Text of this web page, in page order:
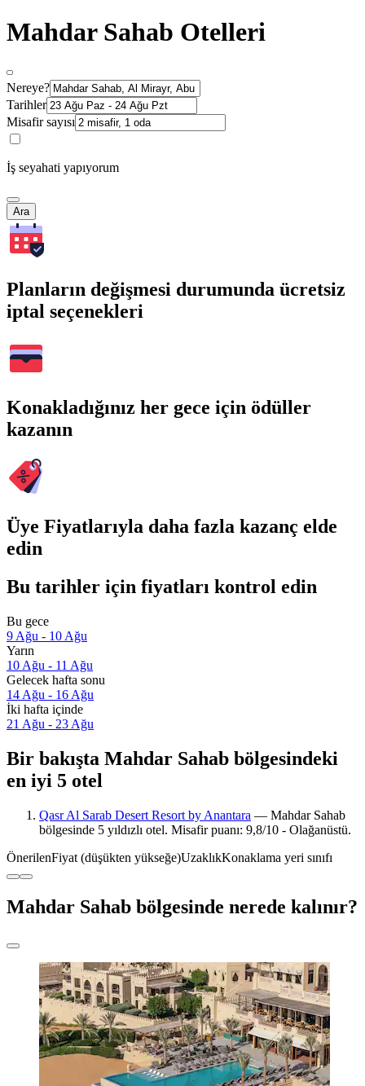
Mahdar Sahab Otelleri
Nereye?
Tarihler
Misafir sayısı
İş seyahati yapıyorum
Ara
Planların değişmesi durumunda ücretsiz
iptal seçenekleri
Konakladığınız her gece için ödüller
kazanın
Üye Fiyatlarıyla daha fazla kazanç elde
edin
Bu tarihler için fiyatları kontrol edin
Bu gece
9 Ağu - 10 Ağu
Yarın
10 Ağu - 11 Ağu
Gelecek hafta sonu
14 Ağu - 16 Ağu
İki hafta içinde
21 Ağu - 23 Ağu
Bir bakışta Mahdar Sahab bölgesindeki
en iyi 5 otel
Qasr Al Sarab Desert Resort by Anantara — Mahdar Sahab
bölgesinde 5 yıldızlı otel. Misafir puanı: 9,8/10 - Olağanüstü.
ÖnerilenFiyat (düşükten yükseğe)UzaklıkKonaklama yeri sınıfı
Mahdar Sahab bölgesinde nerede kalınır?